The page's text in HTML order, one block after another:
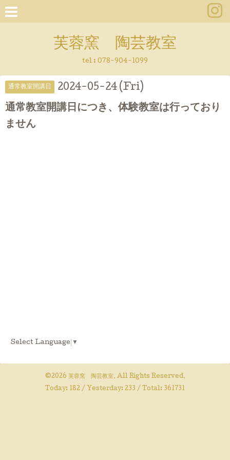
芙蓉窯 陶芸教室
tel : 078-904-1099
通常教室開講日 2024-05-24 (Fri)
通常教室開講日につき、体験教室は行っており
ません
Select Language ▼
©2026 芙蓉窯 陶芸教室. All Rights Reserved.
Today: 182 / Yesterday: 233 / Total: 361731